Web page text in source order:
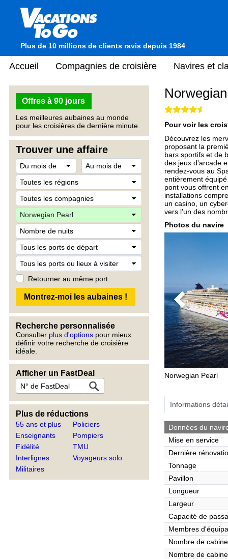
Plus de 10 millions de clients ravis depuis 1984
Accueil Compagnies de croisière Navires et
Offres à 90 jours
Les meilleures aubaines au monde
pour les croisières de dernière minute.
Trouver une affaire
Retourner au même port
Recherche personnalisée
Consulter plus d'options pour mieux
définir votre recherche de croisière
idéale.
Afficher un FastDeal
Plus de réductions
55 ans et plus
Enseignants
Fidélité
Interlignes
Militaires
Policiers
Pompiers
TMU
Voyageurs solo
Pour voir les
Découvrez les
proposant la
bars sportifs et de
des jeux d'arcade
rendez-vous au
entièrement
pont vous offrent
installations
un casino, un
vers l'un des
Photos du navire
Previous
Norwegian Pearl
Informations
Données du
Mise en service
Dernière
Tonnage
Pavillon
Longueur
Largeur
Capacité de
Membres
Nombre de
Nombre de